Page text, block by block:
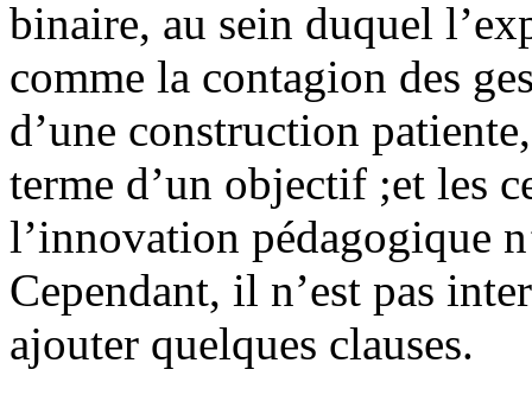
binaire, au sein duquel
comme la contagion des
d’une construction
terme d’un objectif ;et les
l’innovation pédagogique
Cependant, il n’est pas
ajouter quelques clauses.